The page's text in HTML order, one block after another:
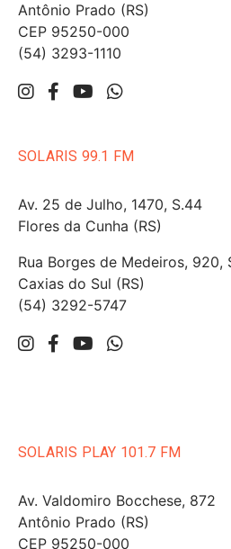
Antônio Prado (RS)
CEP 95250-000
(54) 3293-1110
SOLARIS 99.1 FM
Av. 25 de Julho, 1470, S.44
Flores da Cunha (RS)
Rua Borges de Medeiros, 920,
Caxias do Sul (RS)
(54) 3292-5747
SOLARIS PLAY 101.7 FM
Av. Valdomiro Bocchese, 872
Antônio Prado (RS)
CEP 95250-000